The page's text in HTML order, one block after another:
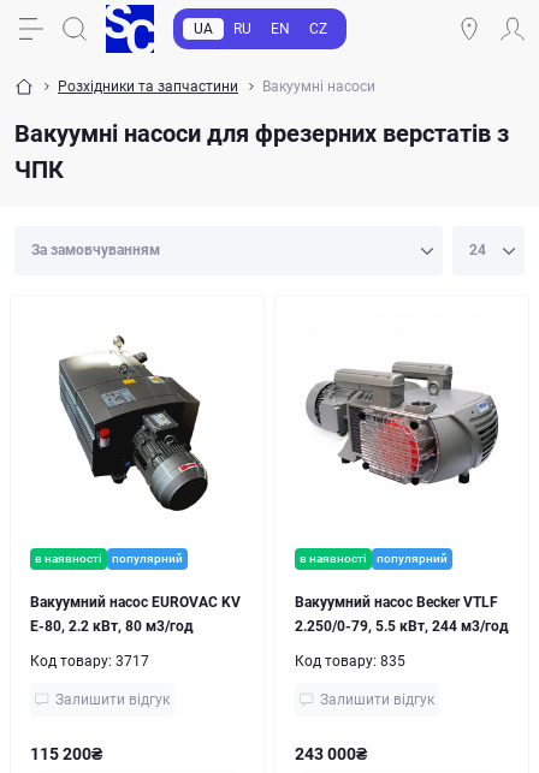
UA RU EN CZ
Розхідники та запчастини Вакуумні насоси
Вакуумні насоси для фрезерних верстатів з
ЧПК
в наявності популярний
Вакуумний насос EUROVAC KV
E-80, 2.2 кВт, 80 м3/год
Код товару: 3717
Залишити відгук
115 200₴
в наявності популярний
Вакуумний насос Becker VTLF
2.250/0-79, 5.5 кВт, 244 м3/год
Код товару: 835
Залишити відгук
243 000₴